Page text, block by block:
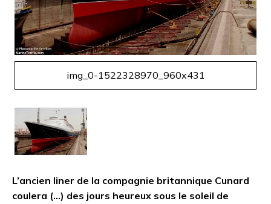
img_0-1522328970_960x431
L’ancien liner de la compagnie britannique Cunard
coulera (…) des jours heureux sous le soleil de